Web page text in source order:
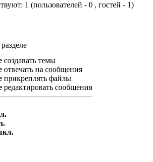
1 (пользователей - 0 , гостей - 1)
создавать темы
отвечать на сообщения
прикреплять файлы
редактировать сообщения